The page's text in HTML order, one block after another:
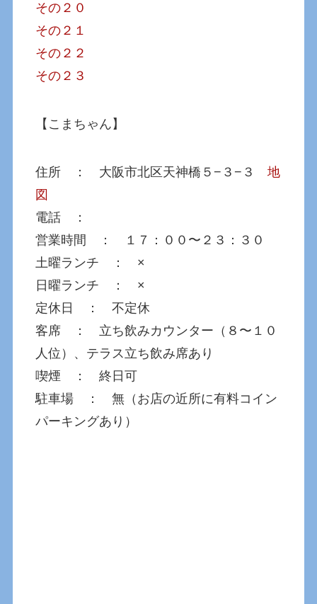
その２０
その２１
その２２
その２３
【こまちゃん】
住所 ： 大阪市北区天神橋５−３−３地
図
電話 ：
営業時間 ： １７：００〜２３：３０
土曜ランチ ： ×
日曜ランチ ： ×
定休日 ： 不定休
客席 ： 立ち飲みカウンター（８〜１０
人位）、テラス立ち飲み席あり
喫煙 ： 終日可
駐車場 ： 無（お店の近所に有料コイン
パーキングあり）